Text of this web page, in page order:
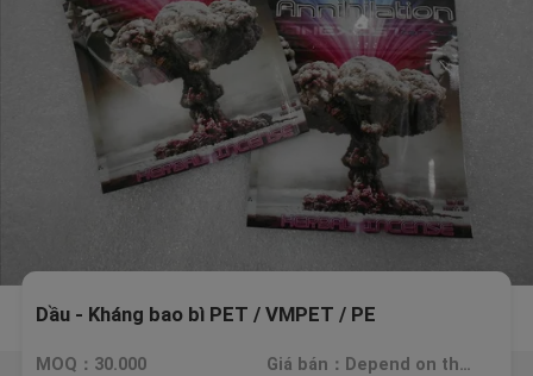
Dầu - Kháng bao bì PET / VMPET / PE
MOQ：30.000 Giá bán：Depend on the bags you need.